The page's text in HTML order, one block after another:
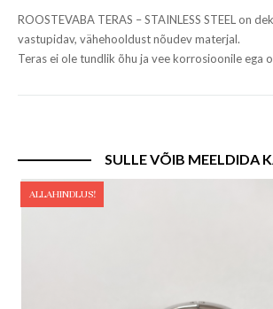
ROOSTEVABA TERAS – STAINLESS STEEL on
vastupidav, vähehooldust nõudev materjal.
Teras ei ole tundlik õhu ja vee korrosioonile ega
SULLE VÕIB MEELDIDA
ALLAHINDLUS!